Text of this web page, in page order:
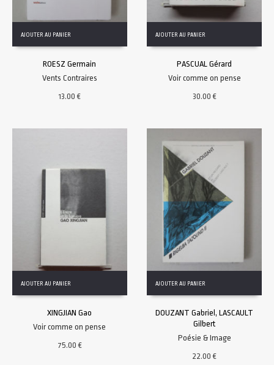
AJOUTER AU PANIER
ROESZ Germain
Vents Contraires
13.00€
AJOUTER AU PANIER
PASCUAL Gérard
Voir comme on pense
30.00€
AJOUTER AU PANIER
XINGJIAN Gao
Voir comme on pense
75.00€
AJOUTER AU PANIER
DOUZANT Gabriel, LASCAULT
Gilbert
Poésie & Image
22.00€